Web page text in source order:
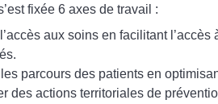
fixée 6 axes de travail :
aux soins en facilitant
parcours des patients en
des actions territoriales de